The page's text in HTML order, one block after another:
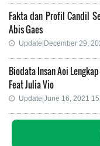
Fakta dan Profil Candil
Abis Gaes
Update|December 29,
Biodata Insan Aoi
Feat Julia Vio
Update|June 16, 2021